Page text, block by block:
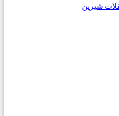
شیرین